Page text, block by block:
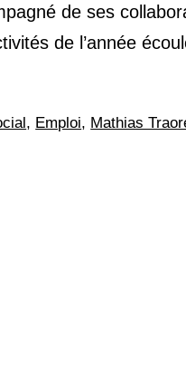
de ses
de l’année
, Emploi, Mathias